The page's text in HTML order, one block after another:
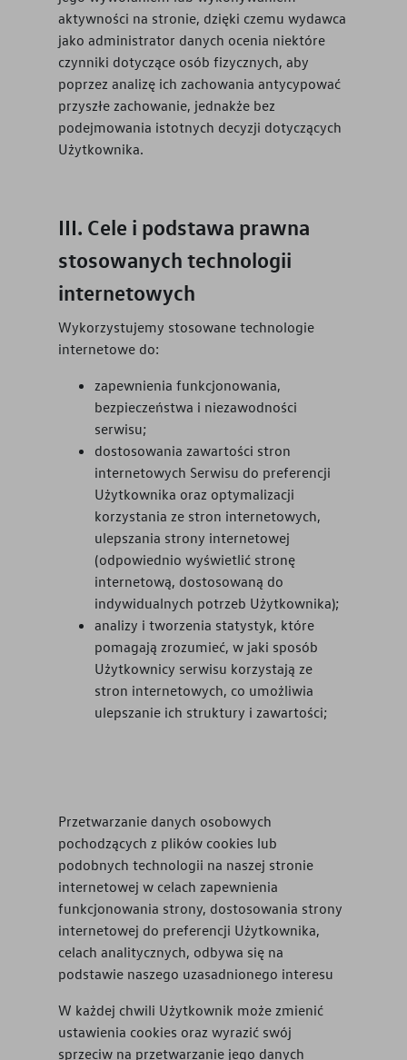
aktywności na stronie, dzięki czemu wydawca
jako administrator danych ocenia niektóre
czynniki dotyczące osób fizycznych, aby
poprzez analizę ich zachowania antycypować
przyszłe zachowanie, jednakże bez
podejmowania istotnych decyzji dotyczących
Użytkownika.
Cele i podstawa prawna
stosowanych technologii
internetowych
Wykorzystujemy stosowane technologie
internetowe do:
zapewnienia funkcjonowania,
bezpieczeństwa i niezawodności
serwisu;
dostosowania zawartości stron
internetowych Serwisu do preferencji
Użytkownika oraz optymalizacji
korzystania ze stron internetowych,
ulepszania strony internetowej
(odpowiednio wyświetlić stronę
internetową, dostosowaną do
indywidualnych potrzeb Użytkownika);
analizy i tworzenia statystyk, które
pomagają zrozumieć, w jaki sposób
Użytkownicy serwisu korzystają ze
stron internetowych, co umożliwia
ulepszanie ich struktury i zawartości;
Przetwarzanie danych osobowych
pochodzących z plików cookies lub
podobnych technologii na naszej stronie
internetowej w celach zapewnienia
funkcjonowania strony, dostosowania strony
internetowej do preferencji Użytkownika,
celach analitycznych, odbywa się na
podstawie naszego uzasadnionego interesu
W każdej chwili Użytkownik może zmienić
ustawienia cookies oraz wyrazić swój
sprzeciw na przetwarzanie jego danych